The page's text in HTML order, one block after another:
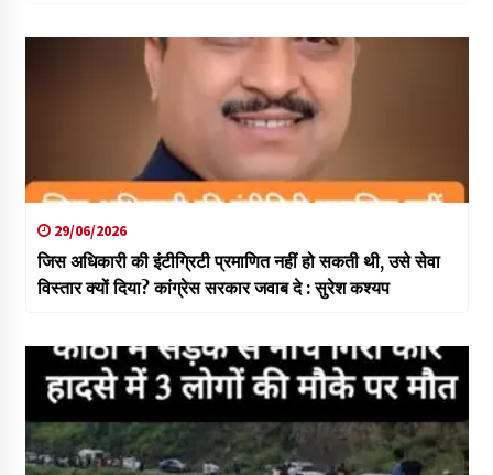
29/06/2026
जिस अधिकारी की इंटीग्रिटी प्रमाणित नहीं हो सकती थी, उसे सेवा
विस्तार क्यों दिया? कांग्रेस सरकार जवाब दे : सुरेश कश्यप